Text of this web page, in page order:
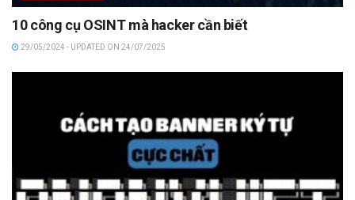
10 công cụ OSINT mà hacker cần biết
29/05/2024 - UPDATED ON 24/07/2025